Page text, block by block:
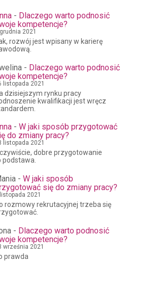
- Dlaczego warto podnosić
kompetencje?
2021
rozwój jest wpisany w karierę
- Dlaczego warto podnosić
kompetencje?
listopada 2021
dzisiejszym rynku pracy
kwalifikacji jest wręcz
- W jaki sposób przygotować
do zmiany pracy?
listopada 2021
dobre przygotowanie
podstawa.
- W jaki sposób
się do zmiany pracy?
2021
rozmowy rekrutacyjnej trzeba się
- Dlaczego warto podnosić
kompetencje?
września 2021
prawda